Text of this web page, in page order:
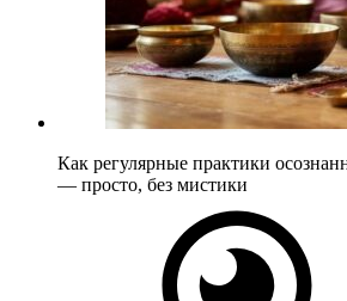
Как регулярные практики
— просто, без мистики